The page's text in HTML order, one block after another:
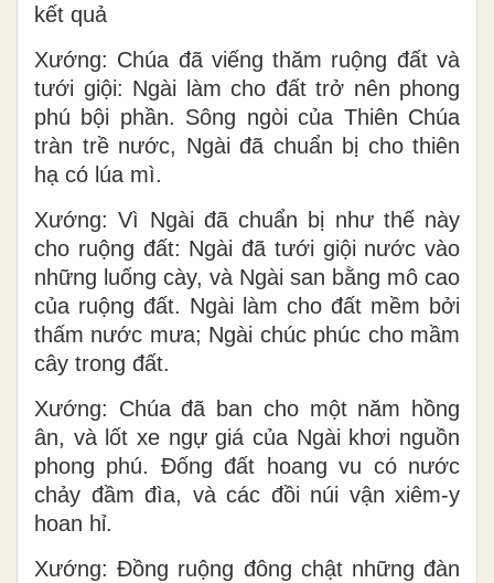
kết quả
Xướng: Chúa đã viếng thăm ruộng đất và
tưới giội: Ngài làm cho đất trở nên phong
phú bội phần. Sông ngòi của Thiên Chúa
tràn trề nước, Ngài đã chuẩn bị cho thiên
hạ có lúa mì.
Xướng: Vì Ngài đã chuẩn bị như thế này
cho ruộng đất: Ngài đã tưới giội nước vào
những luống cày, và Ngài san bằng mô cao
của ruộng đất. Ngài làm cho đất mềm bởi
thấm nước mưa; Ngài chúc phúc cho mầm
cây trong đất.
Xướng: Chúa đã ban cho một năm hồng
ân, và lốt xe ngự giá của Ngài khơi nguồn
phong phú. Ðống đất hoang vu có nước
chảy đầm đìa, và các đồi núi vận xiêm-y
hoan hỉ.
Xướng: Ðồng ruộng đông chật những đàn